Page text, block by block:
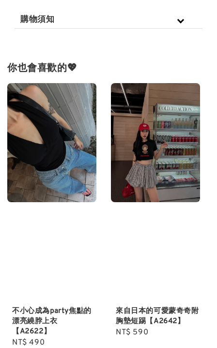
購物須知
你也會喜歡的💖
不小心成為party焦點的
漂亮繞脖上衣
【A2622】
Regular
NT$ 490
來自日本的可愛蒙奇奇附
胸墊短踢【A2642】
Regular
NT$ 590